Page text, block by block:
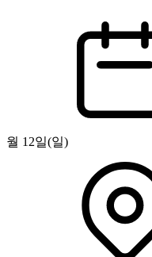
월 12일(일)